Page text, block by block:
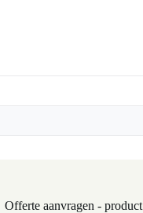
Offerte aanvragen - product